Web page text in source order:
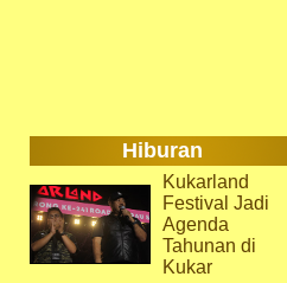
Hiburan
Kukarland
Festival Jadi
Agenda
Tahunan di
Kukar